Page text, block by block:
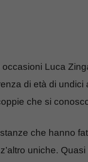
occasioni Luca
di età di
che si
che hanno
uniche.